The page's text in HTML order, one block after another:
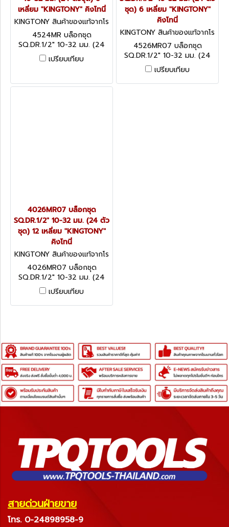
เหลี่ยม "KINGTONY" คิงโทนี่
KINGTONY สินค้าของแท้จากโร
งงานผู้ผลิต 4524MR
4524MR บล็อกชุด
SQ.DR.1/2" 10-32 มม. (24
ตัวชุด) 6 เหลี่ยม "KINGTONY"
คิงโทนี่
เปรียบเทียบ
ชุด) 6 เหลี่ยม "KINGTONY"
คิงโทนี่
KINGTONY สินค้าของแท้จากโร
งงานผู้ผลิต 4526MR07
4526MR07 บล็อกชุด
SQ.DR.1/2" 10-32 มม. (24
ตัวชุด) 6 เหลี่ยม "KINGTONY"
คิงโทนี่
เปรียบเทียบ
4026MR07 บล็อกชุด
SQ.DR.1/2" 10-32 มม. (24 ตัว
ชุด) 12 เหลี่ยม "KINGTONY"
คิงโทนี่
KINGTONY สินค้าของแท้จากโร
งงานผู้ผลิต 4026MR07
4026MR07 บล็อกชุด
SQ.DR.1/2" 10-32 มม. (24
ตัวชุด) 12 เหลี่ยม "KINGTONY"
คิงโทนี่
เปรียบเทียบ
สายด่วนฝ่ายขาย
โทร. 0-24898958-9